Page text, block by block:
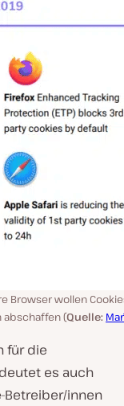
Browser wollen
(Quelle:
für die
es auch
Betreiber/innen